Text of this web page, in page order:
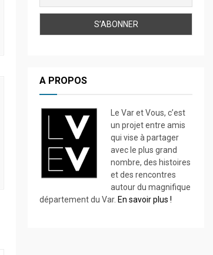
A PROPOS
Le Var et Vous, c’est
un projet entre amis
qui vise à partager
avec le plus grand
nombre, des histoires
et des rencontres
autour du magnifique
département du Var. En savoir plus !